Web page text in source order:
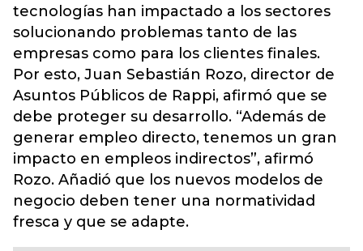
tecnologías han impactado a los sectores
solucionando problemas tanto de las
empresas como para los clientes finales.
Por esto, Juan Sebastián Rozo, director de
Asuntos Públicos de Rappi, afirmó que se
debe proteger su desarrollo. “Además de
generar empleo directo, tenemos un gran
impacto en empleos indirectos”, afirmó
Rozo. Añadió que los nuevos modelos de
negocio deben tener una normatividad
fresca y que se adapte.